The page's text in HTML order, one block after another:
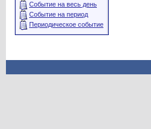
Событие на весь день
Событие на период
Периодическое событие